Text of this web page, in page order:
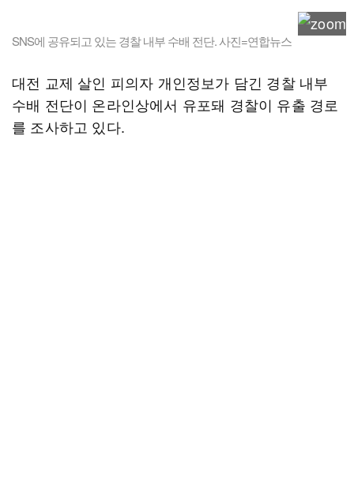
SNS에 공유되고 있는 경찰 내부 수배 전단. 사진=연합뉴스
대전 교제 살인 피의자 개인정보가 담긴 경찰 내부
수배 전단이 온라인상에서 유포돼 경찰이 유출 경로
를 조사하고 있다.